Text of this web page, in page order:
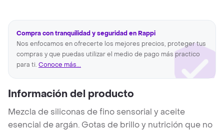
Compra con tranquilidad y seguridad en Rappi
Nos enfocamos en ofrecerte los mejores precios, proteger tus
compras y que puedas utilizar el medio de pago más practico
para ti. Conoce más...
Información del producto
Mezcla de siliconas de fino sensorial y aceite
esencial de argán. Gotas de brillo y nutrición que no